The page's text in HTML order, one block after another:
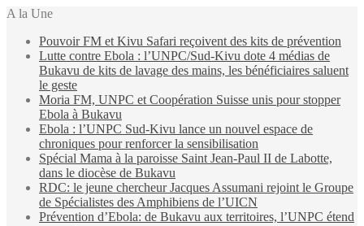
A la Une
Pouvoir FM et Kivu Safari reçoivent des kits de prévention
Lutte contre Ebola : l’UNPC/Sud-Kivu dote 4 médias de
Bukavu de kits de lavage des mains, les bénéficiaires saluent
le geste
Moria FM, UNPC et Coopération Suisse unis pour stopper
Ebola à Bukavu
Ebola : l’UNPC Sud-Kivu lance un nouvel espace de
chroniques pour renforcer la sensibilisation
Spécial Mama à la paroisse Saint Jean-Paul II de Labotte,
dans le diocèse de Bukavu
RDC: le jeune chercheur Jacques Assumani rejoint le Groupe
de Spécialistes des Amphibiens de l’UICN
Prévention d’Ebola: de Bukavu aux territoires, l’UNPC étend